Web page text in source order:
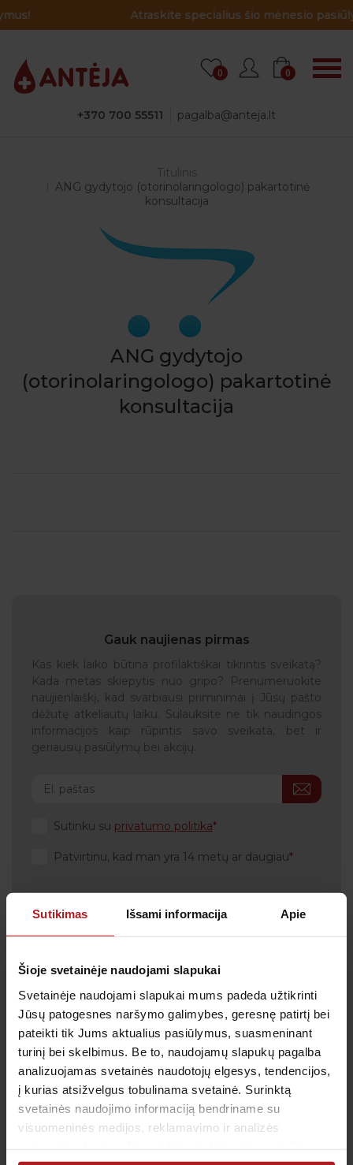
Sutikimas Išsami informacija Apie
Šioje svetainėje naudojami slapukai
Svetainėje naudojami slapukai mums padeda užtikrinti
Jūsų patogesnes naršymo galimybes, geresnę patirtį bei
pateikti tik Jums aktualius pasiūlymus, suasmeninant
turinį bei skelbimus. Be to, naudojamų slapukų pagalba
analizuojamas svetainės naudotojų elgesys, tendencijos,
į kurias atsižvelgus tobulinama svetainė. Surinktą
svetainės naudojimo informaciją bendriname su
visuomeninės medijos, reklamavimo ir analizės
Atraskite specialius šio mėnesio pasiūlymus!
+370 700 55511 pagalba@anteja.lt
0 0
Titulinis
ANG gydytojo (otorinolaringologo) pakartotinė
konsultacija
ANG gydytojo
(otorinolaringologo) pakartotinė
konsultacija
Gauk naujienas pirmas
Kas kiek laiko būtina profilaktiškai tikrintis sveikatą?
Kada metas skiepytis nuo gripo? Prenumeruokite
naujienlaiškį, kad svarbiausi priminimai į Jūsų pašto
dėžutę atkeliautų laiku. Sulauksite ne tik naudingos
informacijos kaip rūpintis savo sveikata, bet ir
geriausių pasiūlymų bei akcijų.
Sutinku su privatumo politika
Patvirtinu, kad man yra 14 metų ar daugiau
Tel.:+370 700 55 511
Tel.: (iš užsienio)00-370-37-245330
Skambučiai į klientų aptarnavimo centro numerį
apmokestinami pagal Jūsų ryšio operatoriaus
taikomą tarifą.
El. paštas: pagalba@anteja.lt
Darbo laikas:
I-V 7:00 – 19:00
VII: Nedirbame